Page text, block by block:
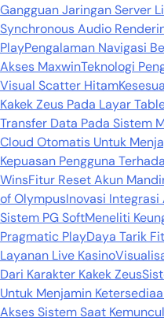
Gangguan Jaringan Server
Synchronous Audio
PlayPengalaman Navigasi
Akses MaxwinTeknologi
Visual Scatter Hitam
Kakek Zeus Pada Layar
Transfer Data Pada Sistem
Cloud Otomatis Untuk
Kepuasan Pengguna
WinsFitur Reset Akun
of OlympusInovasi Integrasi
Sistem PG SoftMeneliti
Pragmatic PlayDaya Tarik
Layanan Live Kasino
Dari Karakter Kakek Zeus
Untuk Menjamin
Akses Sistem Saat